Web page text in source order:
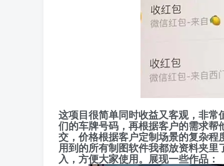
这项目很简单同时收益又客观，非
们的车牌号码，再根据客户的需求
交，价格根据客户定制场景的复杂
用到的所有制图软件我都放资料夹
入，方便大家使用。展现一些作品：